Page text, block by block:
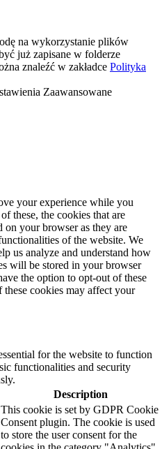
na wykorzystanie plików
już zapisane w folderze
znaleźć w zakładce Polityka
Zaawansowane
your experience while you
these, the cookies that are
on your browser as they are
of the website. We
us analyze and understand how
will be stored in your browser
the option to opt-out of these
cookies may affect your
for the website to function
functionalities and security
Description
This cookie is set by GDPR Cookie
Consent plugin. The cookie is used
to store the user consent for the